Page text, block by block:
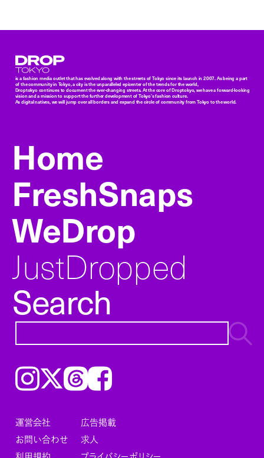
Droptokyo
is a fashion media outlet that has evolved along with the streets of Tokyo since its launch in 2007. As being a part
of the community in Tokyo, a city is the unparalleled epicenter of the trends for the world,
Droptokyo continues to document the ever-changing streets. At the core of Droptokyo, we have a forward-looking
vision and a mission to support the further development of Tokyo’s fashion culture.
As digital natives, we will jump over all borders and expand the circle of community from Tokyo to the world.
Home
FreshSnaps
WeDrop
JustDropped
Search
Instagram𝕏ThreadsFacebook
運営会社
広告掲載
お問い合わせ
求人